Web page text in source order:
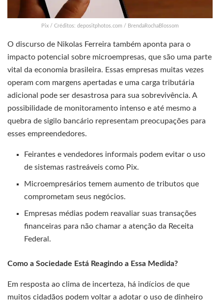
Pix / Créditos: depositphotos.com / BrendaRochaBlossom
O discurso de Nikolas Ferreira também aponta para o
impacto potencial sobre microempresas, que são uma parte
vital da economia brasileira. Essas empresas muitas vezes
operam com margens apertadas e uma carga tributária
adicional pode ser desastrosa para sua sobrevivência. A
possibilidade de monitoramento intenso e até mesmo a
quebra de sigilo bancário representam preocupações para
esses empreendedores.
Feirantes e vendedores informais podem evitar o uso
de sistemas rastreáveis como Pix.
Microempresários temem aumento de tributos que
comprometam seus negócios.
Empresas médias podem reavaliar suas transações
financeiras para não chamar a atenção da Receita
Federal.
Como a Sociedade Está Reagindo a Essa Medida?
Em resposta ao clima de incerteza, há indícios de que
muitos cidadãos podem voltar a adotar o uso de dinheiro